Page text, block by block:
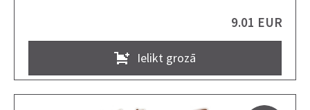
9.01 EUR
Ielikt grozā